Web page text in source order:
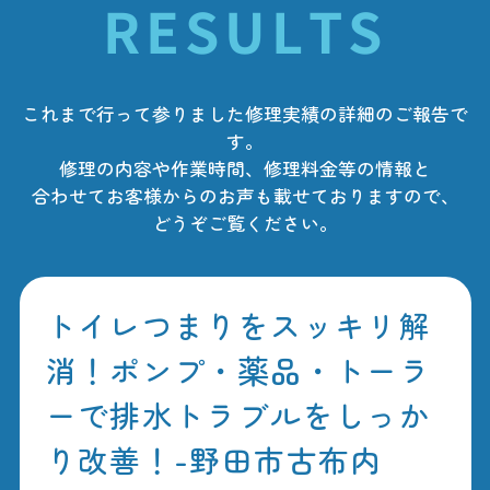
RESULTS
これまで行って参りました修理実績の詳細のご報告で
す。
修理の内容や作業時間、修理料金等の情報と
合わせてお客様からのお声も載せておりますので、
どうぞご覧ください。
トイレつまりをスッキリ解
消！ポンプ・薬品・トーラ
ーで排水トラブルをしっか
り改善！-野田市古布内